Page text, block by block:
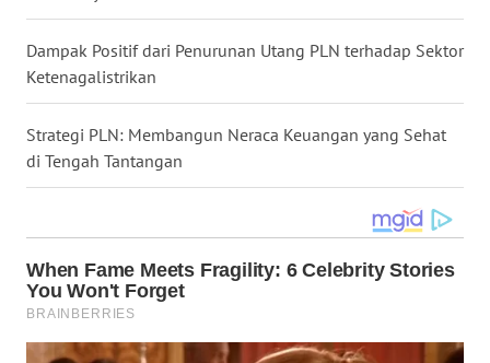
Dampak Positif dari Penurunan Utang PLN terhadap Sektor
Ketenagalistrikan
Strategi PLN: Membangun Neraca Keuangan yang Sehat
di Tengah Tantangan
NUSANTARA
WN
JOGJA
WN
WN
BALI
WN